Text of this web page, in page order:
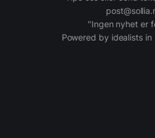
"Ingen nyhet er
Powered by idealists in